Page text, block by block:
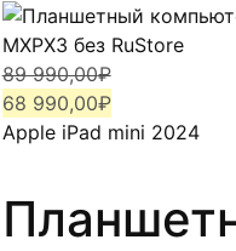
89 990,00₽
Первоначальная
цена
составляла
68 990,00₽
Текущая
цена:
68
Apple iPad mini 2024